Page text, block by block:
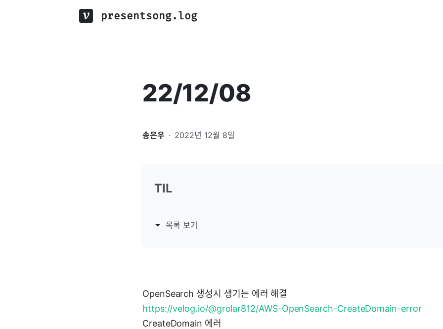
presentsong.log
22/12/08
송은우 · 2022년 12월 8일
TIL
목록 보기
OpenSearch 생성시 생기는 에러 해결
https://velog.io/@grolar812/AWS-OpenSearch-CreateDomain-error
CreateDomain 에러